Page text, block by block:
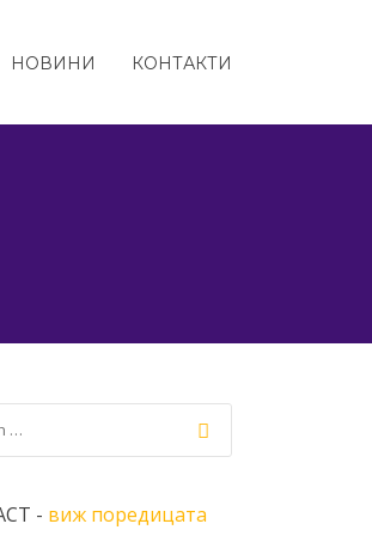
НОВИНИ КОНТАКТИ
- виж поредицата